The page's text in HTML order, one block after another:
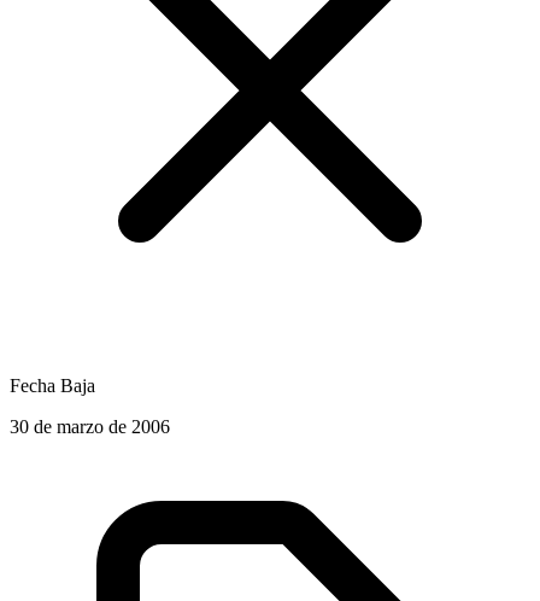
Fecha Baja
30 de marzo de 2006